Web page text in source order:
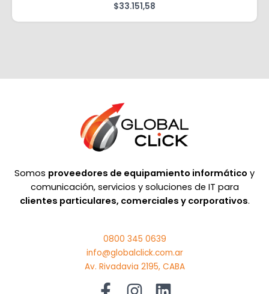
$33.151,58
Somos proveedores de equipamiento informático y
comunicación, servicios y soluciones de IT para
clientes particulares, comerciales y corporativos.
0800 345 0639
info@globalclick.com.ar
Av. Rivadavia 2195, CABA